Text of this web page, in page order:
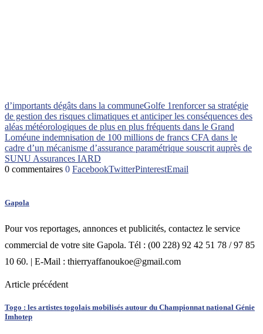
d’importants dégâts dans la communeGolfe 1renforcer sa stratégie
de gestion des risques climatiques et anticiper les conséquences des
aléas météorologiques de plus en plus fréquents dans le Grand
Loméune indemnisation de 100 millions de francs CFA dans le
cadre d’un mécanisme d’assurance paramétrique souscrit auprès de
SUNU Assurances IARD
0 commentaires 0 FacebookTwitterPinterestEmail
Gapola
Pour vos reportages, annonces et publicités, contactez le service
commercial de votre site Gapola. Tél : (00 228) 92 42 51 78 / 97 85
10 60. | E-Mail : thierryaffanoukoe@gmail.com
Article précédent
Togo : les artistes togolais mobilisés autour du Championnat national Génie
Imhotep